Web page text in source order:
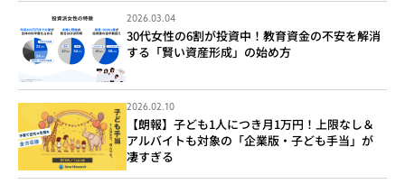
2026.03.04
30代女性の6割が投資中！教育資金の不安を解消
する「賢い資産形成」の始め方
2026.02.10
【朗報】子ども1人につき月1万円！上限なし＆
アルバイトも対象の「企業版・子ども手当」が
凄すぎる